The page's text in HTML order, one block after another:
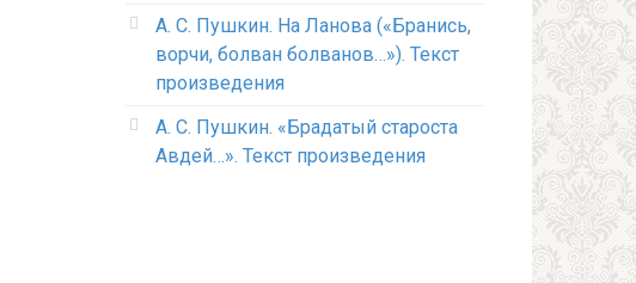
А. С. Пушкин. На Ланова («Бранись,
ворчи, болван болванов…»). Текст
произведения
А. С. Пушкин. «Брадатый староста
Авдей…». Текст произведения